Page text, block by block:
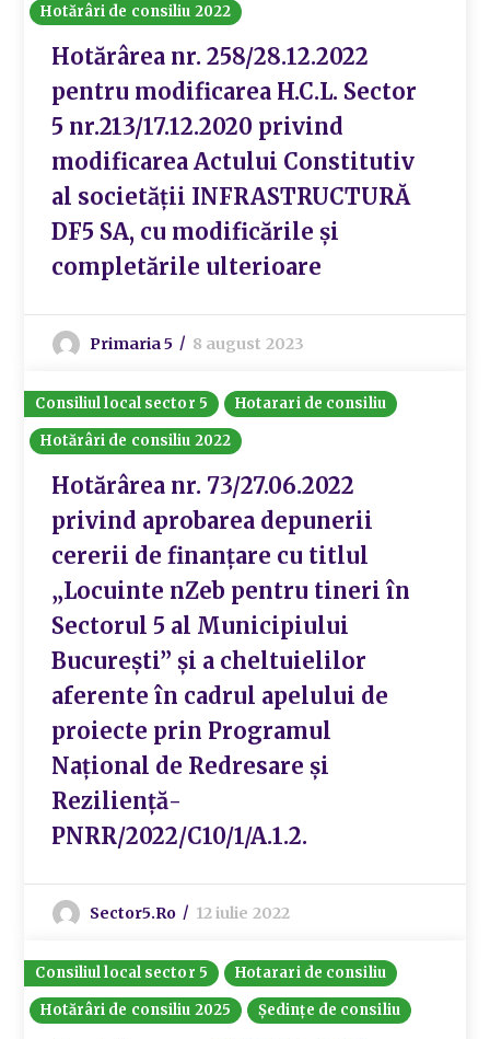
Hotărâri de consiliu 2022
Hotărârea nr. 258/28.12.2022
pentru modificarea H.C.L. Sector
5 nr.213/17.12.2020 privind
modificarea Actului Constitutiv
al societății INFRASTRUCTURĂ
DF5 SA, cu modificările și
completările ulterioare
Primaria 5 8 august 2023
Consiliul local sector 5
Hotarari de consiliu
Hotărâri de consiliu 2022
Hotărârea nr. 73/27.06.2022
privind aprobarea depunerii
cererii de finanțare cu titlul
„Locuinte nZeb pentru tineri în
Sectorul 5 al Municipiului
București” și a cheltuielilor
aferente în cadrul apelului de
proiecte prin Programul
Național de Redresare și
Reziliență-
PNRR/2022/C10/1/A.1.2.
Sector5.ro 12 iulie 2022
Consiliul local sector 5
Hotarari de consiliu
Hotărâri de consiliu 2025
Ședințe de consiliu